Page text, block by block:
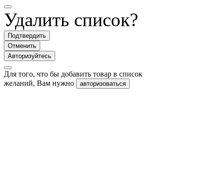
Удалить список?
Подтвердить
Отменить
Авторизуйтесь
Для того, что бы добавить товар в список
желаний, Вам нужно
авторизоваться